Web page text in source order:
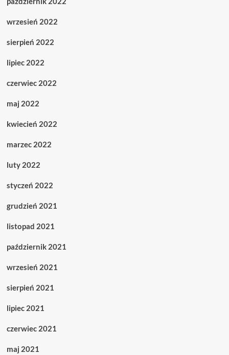
wrzesień 2022
sierpień 2022
lipiec 2022
czerwiec 2022
maj 2022
kwiecień 2022
marzec 2022
luty 2022
styczeń 2022
grudzień 2021
listopad 2021
październik 2021
wrzesień 2021
sierpień 2021
lipiec 2021
czerwiec 2021
maj 2021